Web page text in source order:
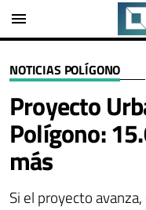
menu
NOTICIAS POLÍGONO
Proyecto
Polígono:
más
Si el proyecto